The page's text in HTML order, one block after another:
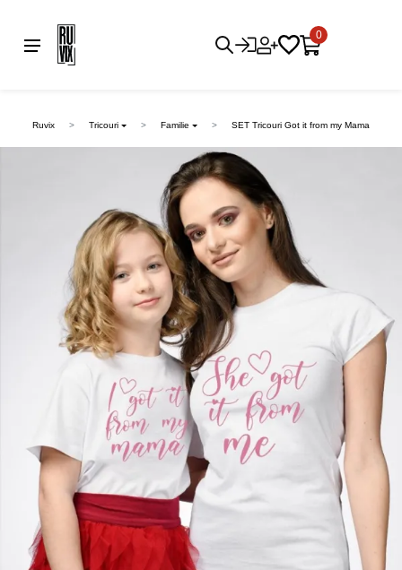
0
Ruvix Tricouri Familie SET Tricouri Got it from my Mama